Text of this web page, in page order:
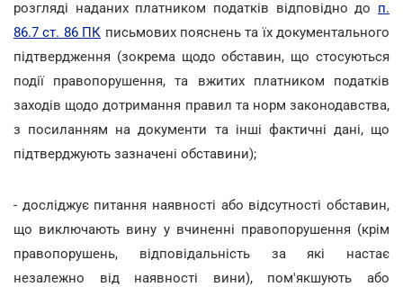
розгляді наданих платником податків відповідно до п.
86.7 ст. 86 ПК письмових пояснень та їх документального
підтвердження (зокрема щодо обставин, що стосуються
події правопорушення, та вжитих платником податків
заходів щодо дотримання правил та норм законодавства,
з посиланням на документи та інші фактичні дані, що
підтверджують зазначені обставини);
- досліджує питання наявності або відсутності обставин,
що виключають вину у вчиненні правопорушення (крім
правопорушень, відповідальність за які настає
незалежно від наявності вини), пом'якшують або